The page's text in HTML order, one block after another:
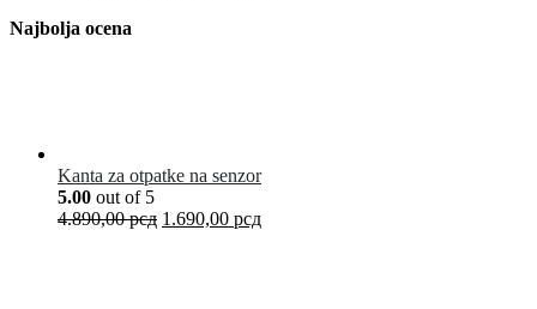
Najbolja ocena
Kanta za otpatke na senzor
5.00 out of 5
4.890,00рсд 1.690,00 рсд